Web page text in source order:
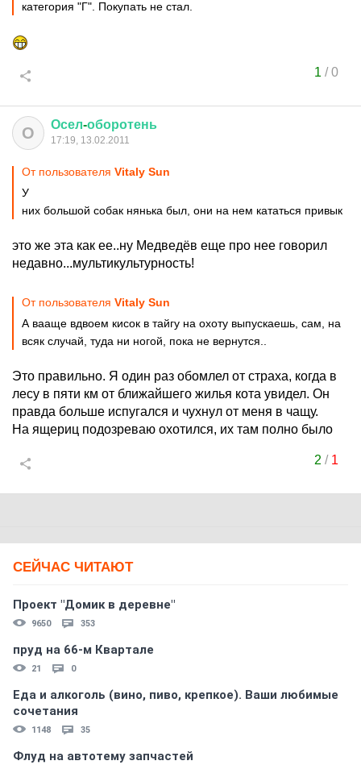
категория "Г". Покупать не стал.
1 /0
О Осел-оборотень
17:19, 13.02.2011
От пользователя Vitaly Sun
У
них большой собак нянька был, они на нем кататься привык
это же эта как ее..ну Медведёв еще про нее говорил
недавно...мультикультурность!
От пользователя Vitaly Sun
А вааще вдвоем кисок в тайгу на охоту выпускаешь, сам, на
всяк случай, туда ни ногой, пока не вернутся..
Это правильно. Я один раз обомлел от страха, когда в
лесу в пяти км от ближайшего жилья кота увидел. Он
правда больше испугался и чухнул от меня в чащу.
На ящериц подозреваю охотился, их там полно было
2 / 1
СЕЙЧАС ЧИТАЮТ
Проект "Домик в деревне"
9650 353
пруд на 66-м Квартале
21 0
Еда и алкоголь (вино, пиво, крепкое). Ваши любимые
сочетания
1148 35
Флуд на автотему запчастей